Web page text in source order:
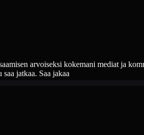
arvoiseksi kokemani mediat ja
jatkaa. Saa jakaa